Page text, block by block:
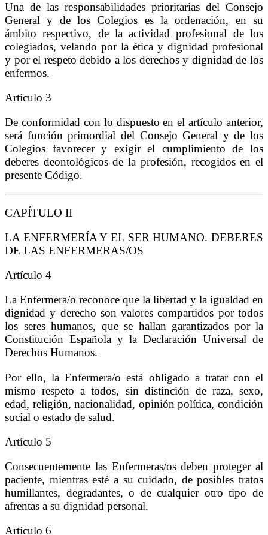
Una de las responsabilidades prioritarias del Consejo
General y de los Colegios es la ordenación, en su
ámbito respectivo, de la actividad profesional de los
colegiados, velando por la ética y dignidad profesional
y por el respeto debido a los derechos y dignidad de los
enfermos.
Artículo 3
De conformidad con lo dispuesto en el artículo anterior,
será función primordial del Consejo General y de los
Colegios favorecer y exigir el cumplimiento de los
deberes deontológicos de la profesión, recogidos en el
presente Código.
CAPÍTULO II
LA ENFERMERÍA Y EL SER HUMANO. DEBERES
DE LAS ENFERMERAS/OS
Artículo 4
La Enfermera/o reconoce que la libertad y la igualdad en
dignidad y derecho son valores compartidos por todos
los seres humanos, que se hallan garantizados por la
Constitución Española y la Declaración Universal de
Derechos Humanos.
Por ello, la Enfermera/o está obligado a tratar con el
mismo respeto a todos, sin distinción de raza, sexo,
edad, religión, nacionalidad, opinión política, condición
social o estado de salud.
Artículo 5
Consecuentemente las Enfermeras/os deben proteger al
paciente, mientras esté a su cuidado, de posibles tratos
humillantes, degradantes, o de cualquier otro tipo de
afrentas a su dignidad personal.
Artículo 6